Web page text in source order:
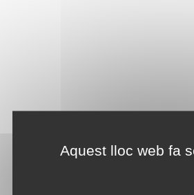
Aquest lloc web fa